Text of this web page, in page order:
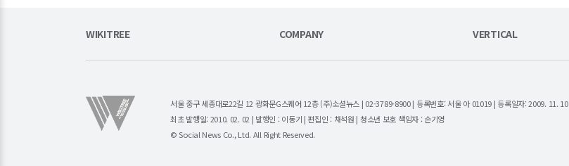
WIKITREE COMPANY VERTICAL
서울 중구 세종대로22길 12 광화문G스퀘어 12층 (주)소셜뉴스 | 02-3789-8900 | 등록번호: 서울 아 01019 | 등록일자: 2009. 11. 10
최초 발행일: 2010. 02. 02 | 발행인 : 이동기 | 편집인 : 채석원 | 청소년 보호 책임자 : 손기영
© Social News Co., Ltd. All Right Reserved.